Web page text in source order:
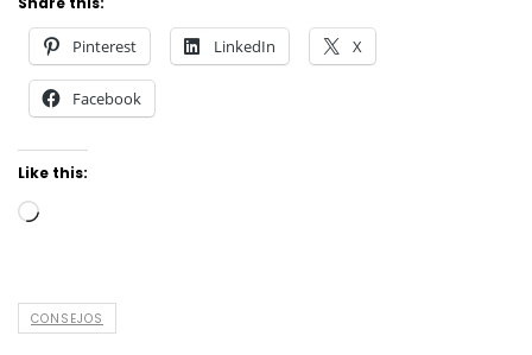
Pinterest LinkedIn X
Facebook
Like this:
Loading…
CONSEJOS